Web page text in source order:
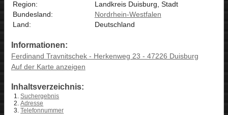
Region:
Landkreis Duisburg, Stadt
Bundesland:
Nordrhein-Westfalen
Land:
Deutschland
Informationen:
Ferdinand Travnitschek - Herkenweg 23 - 47226 Duisburg
Auf der Karte anzeigen
Inhaltsverzeichnis:
Suchergebnis
Adresse
Telefonnummer